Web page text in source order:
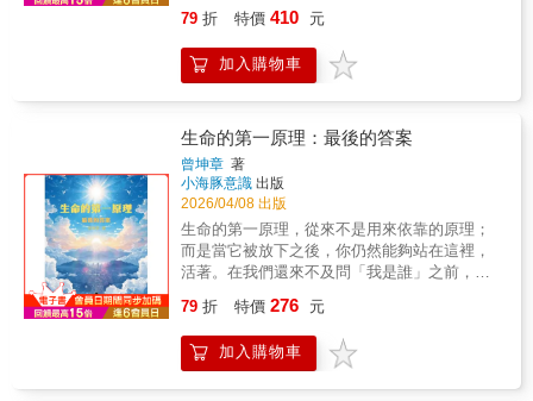
Lévi-Strauss）：曠野心靈的牧歌# 人類學的哲
學旨趣：透過他人了解自己# 結構人類學的目
標：社會模型的建構# 曠野心靈並非原始心靈#
結構研究法對哲學的衝擊# 李維史陀與現象學✦
具爭議性的世界級哲學家# 解構的理論和實踐
動機# 解構的倫理關懷# 另類政治行動者✦傅柯
（Michel Foucault）：一位遊牧思想家# 傅柯
作為遊牧思想家的四重意義# 一種新的歷史觀#
一位為自由而戰的思想家# 一位批判思想家✦李
歐塔（Jean-François Lyotard）：後現代是超
越現代、捨棄現代，還是現代的再出發？#
「歷史進步論」的破產# 後現代：合法性危機
的年代# 現代哲學：確立合法性的後設論述# 對
合法性根據的新方向# 哈貝馬斯和李歐塔：同
與異
普世共通的心理情狀，從而構築出適合自己的
結合倫理學、政治哲學與人生哲學等思想脈
絡，並援引文學、宗教、歷史與日常經驗中的
具體例子，重新思考希望在人生中的位置。＊
跳脫將希望簡化為正向思考或心理安慰的常見
理解，細緻辨析希望與恐懼、絕望、自由、自
欺、信任之間的關係，指出希望既可能成為力
量，也可能導向幻覺與危險。＊結合理論與真
實生命經驗，從疾病、失落、政治現實到民主
社會中的公民選擇，探討人如何在不確定之中
合理地懷抱希望，建立更成熟而清醒的生活態
度。
籍、滑手機、看電視時，都會接收到無數資
年隨著AI技術快速發展，也有越來越多人遇到
問題就詢問AI。但是，你的資訊來源真的值得
信任嗎？我們往往會傾向接受自己喜歡的說
法百百種，人們會刻意隱瞞立場相反的資訊、
一開始就不收集完整的資料，抑或是硬要曲解
出錯誤的結論，進而創造出不實的內容。身處
如今的世界，具備「區分迷思與現實的能力」
變得比任何時候都還重要。倫敦商學院金融學
教授艾力克斯．艾德曼斯提供最實用的指南，
告訴你該如何對抗這股錯誤資訊潮，並運用生
認知偏誤。在這個誤把論述當作事實、把事實
當作資料、把資料當作證據、把證據當作真理
的世界，本書會幫助我們養成更精明、更敏
銳、更有批判性的思維模式。在面對任何看似
徵手法，讓蘇格拉底、柏拉圖與亞里斯多德等
古希臘思想巨擘，跨越時空齊聚一堂。本書將
這幅傳世名畫化為一扇窗，由柏拉圖研究權威
推開哲學大門。──從名畫看懂哲學，從哲學找
回自己──本書拋開生硬的教條，直接面對生命
的大哉問。透過藝術美感的引領，你會發現哲
學不再是遙不可及的理論，而是就在你我身
邊、指引生活方向的明燈。▲蘇格拉底：為何
「認識你自己」是人生的最大課題？因為人生
的主人是你自己。▲柏拉圖與亞里斯多德：理
想主義與現實主義，這兩個影響世界兩千年的
觀點如何激辯？ ▲第歐根尼：為什麼追求世俗
伊比鳩魯：從一個人追求什麼樣的快樂，可以
看出他重視什麼樣的價值。【本書特色】◎以
經典名畫講哲學，哲學零基礎者也會感興趣的
79 折 特價 410 元
加入購物車
生命的第一原理：最後的答案
曾坤章 著
小海豚意識 出版
2026/04/08 出版
生命的第一原理，從來不是用來依靠的原理；
而是當它被放下之後，你仍然能夠站在這裡，
活著。在我們還來不及問「我是誰」之前，在
裡。它不是方法，不是信仰，也不是修行的終
點。它叫做「愛覺」。這本書做的事很簡單：
把所有你以為是真的，一層一層拆開；把所有
79 折 特價 276 元
加入購物車